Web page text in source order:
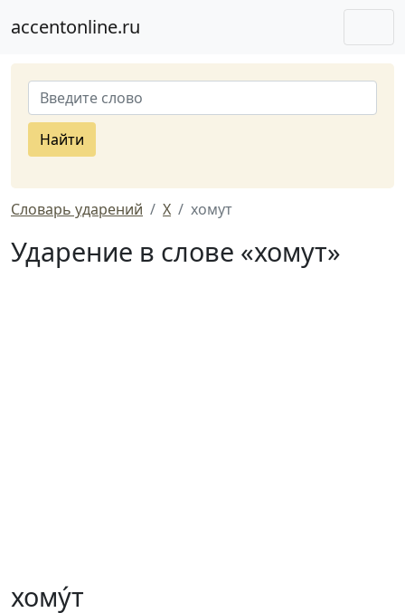
accentonline.ru
Найти
Словарь ударений Х хомут
Ударение в слове «хомут»
хому́т